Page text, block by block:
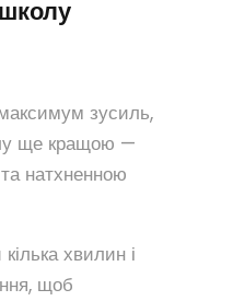
зусиль,
ще кращою —
натхненною
хвилин і
щоб